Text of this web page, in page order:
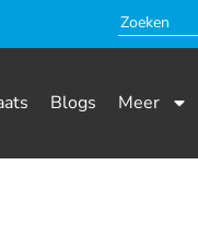
Blogs Meer